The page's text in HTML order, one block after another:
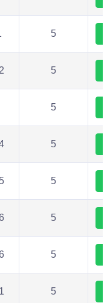
5
5
5
5
5
5
5
5